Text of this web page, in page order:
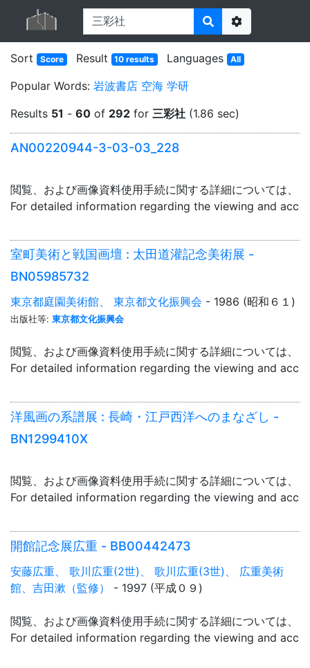
Options
Sort
Score Result 10 results Languages All
Popular Words: 岩波書店 空海 学研
Results 51 - 60 of 292 for 三彩社 (1.86 sec)
AN00220944-3-03-03_228
閲覧、および画像資料使用手続に関する詳細については、「
For detailed information regarding the viewing and
室町美術と戦国画壇 : 太田道灌記念美術展 -
BN05985732
東京都庭園美術館、 東京都文化振興会 - 1986 (昭和６１)
出版社等: 東京都文化振興会
閲覧、および画像資料使用手続に関する詳細については、「
For detailed information regarding the viewing and
洋風画の系譜展 : 長崎・江戸西洋へのまなざし -
BN1299410X
閲覧、および画像資料使用手続に関する詳細については、「
For detailed information regarding the viewing and
開館記念展広重 - BB00442473
安藤広重、 歌川広重(2世)、 歌川広重(3世)、 広重美術
館、吉田漱（監修）
- 1997 (平成０９)
閲覧、および画像資料使用手続に関する詳細については、「
For detailed information regarding the viewing and